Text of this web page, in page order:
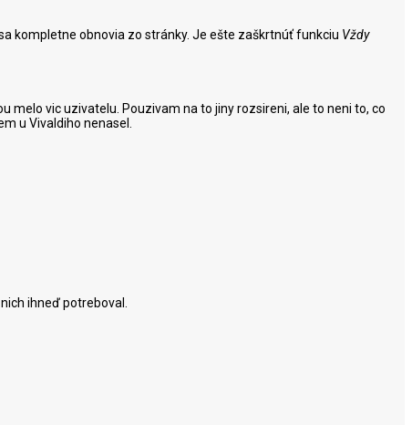
kompletne obnovia zo stránky. Je ešte zaškrtnúť funkciu Vždy
melo vic uzivatelu. Pouzivam na to jiny rozsireni, ale to neni to, co
u Vivaldiho nenasel.
ihneď potreboval.